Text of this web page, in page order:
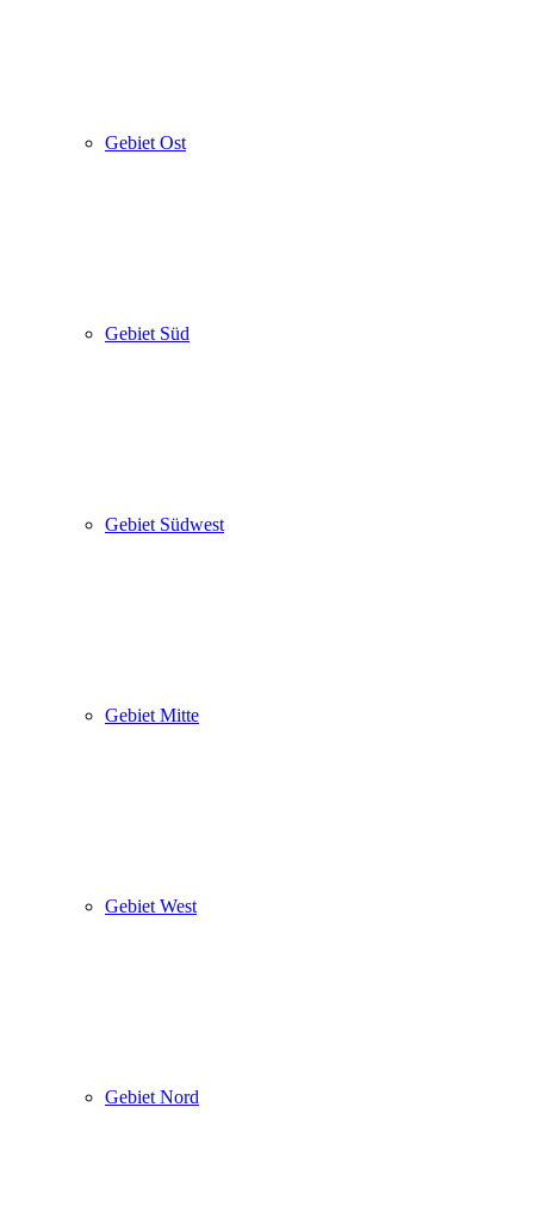
Gebiet Ost
Gebiet Süd
Gebiet Südwest
Gebiet Mitte
Gebiet West
Gebiet Nord